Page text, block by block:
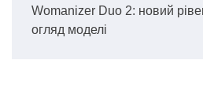
Womanizer Duo 2: новий
огляд моделі